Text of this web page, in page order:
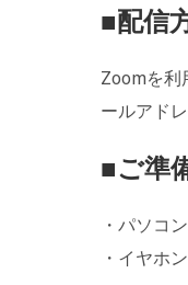
■配信
Zoomを利
ールアド
■ご準
・パソコン
・イヤホ